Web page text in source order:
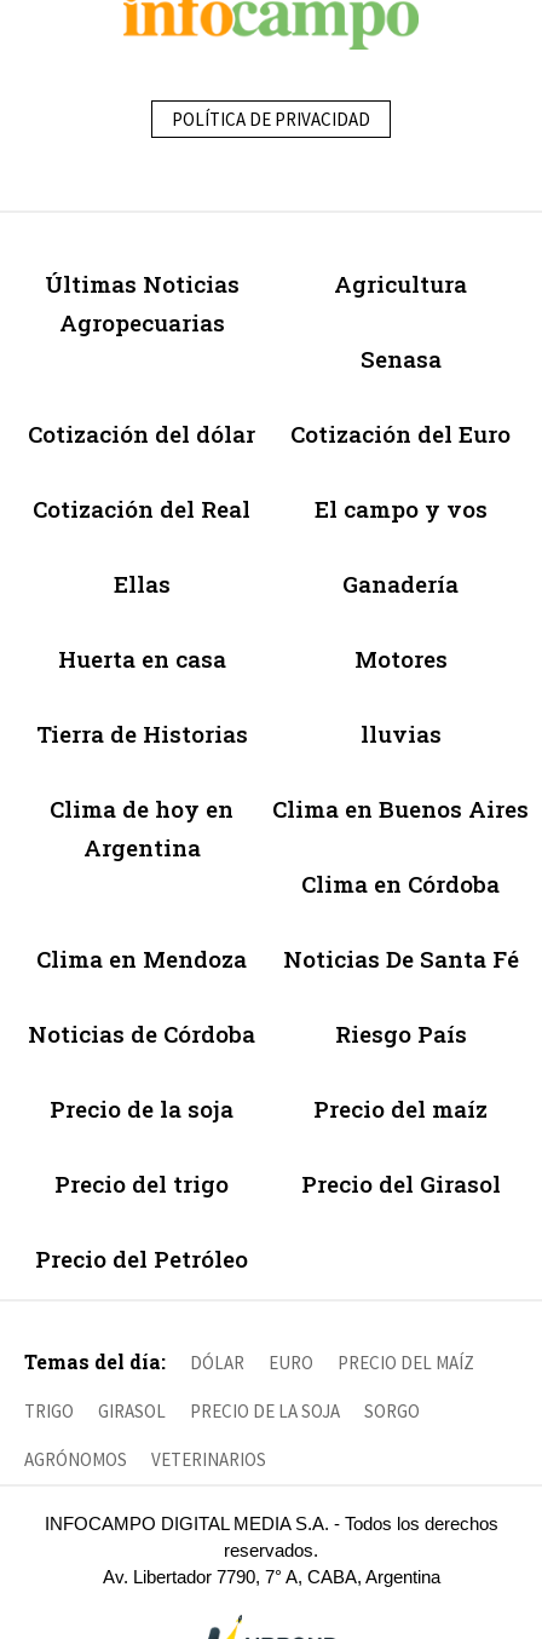
POLÍTICA DE PRIVACIDAD
Últimas Noticias
Agropecuarias
Agricultura
Senasa
Cotización del dólar Cotización del Euro
Cotización del Real El campo y vos
Ellas Ganadería
Huerta en casa Motores
Tierra de Historias lluvias
Clima de hoy en
Argentina
Clima en Buenos Aires
Clima en Córdoba
Clima en Mendoza Noticias De Santa Fé
Noticias de Córdoba Riesgo País
Precio de la soja Precio del maíz
Precio del trigo Precio del Girasol
Precio del Petróleo
Temas del día: DÓLAR EURO PRECIO DEL MAÍZ
TRIGO GIRASOL PRECIO DE LA SOJA SORGO
AGRÓNOMOS VETERINARIOS
INFOCAMPO DIGITAL MEDIA S.A. - Todos los derechos
reservados.
Av. Libertador 7790, 7° A, CABA, Argentina